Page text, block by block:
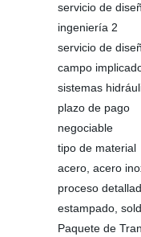
servicio de
ingeniería 2
servicio de
campo
sistemas
plazo de pago
negociable
tipo de material
acero, acero
proceso
estampado,
Paquete de